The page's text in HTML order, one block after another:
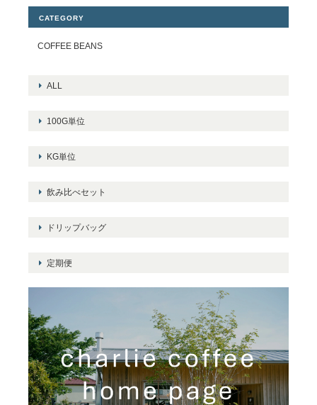
CATEGORY
COFFEE BEANS
ALL
100G単位
KG単位
飲み比べセット
ドリップバッグ
定期便